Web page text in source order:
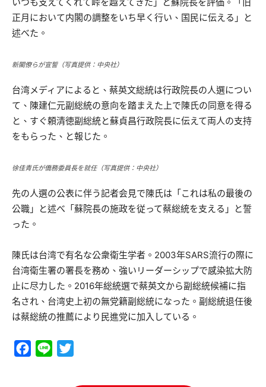
正月において内閣の調整をいち早く行い、国民に伝える」と
述べた。
新閣僚らが宣誓（写真提供：中央社）
台湾メディアによると、蔡英文総統は行政院長の人選につい
て、陳建仁元副総統の意向を踏まえた上で陳氏の同意を得る
と、すぐ頼清徳副総統と蘇貞昌行政院長に伝えて両人の支持
をもらった、と報じた。
徐佳青氏が僑務委員長を就任（写真提供：中央社）
先の人選の公表に伴う記者会見で陳氏は「これは私の最後の
公職」と述べ「蘇院長の施政を従って蔡総統を支える」と誓
った。
陳氏は台湾で有名な公衆衛生学者。2003年SARS流行の際に
台湾衛生署の署長を務め、強いリーダーシップで感染拡大防
止に尽力した。2016年総統選で蔡英文から副総統候補に指
名され、台湾史上初の無党籍副総統になった。副総統退任後
は蔡総統の推薦により民進党に加入している。
Facebook
Line